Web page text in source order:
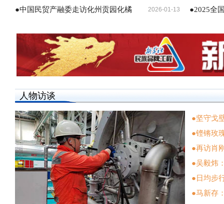
●中国民贸产融委走访化州贡园化橘 2026-01-13
●2025全
人物访谈
●坚守戈
●铿锵玫
●再访肖
●吴毅炜
●日均步
●马新存